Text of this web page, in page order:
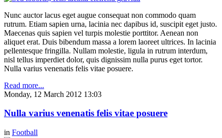
Nunc auctor lacus eget augue consequat non commodo quam
rutrum. Etiam sapien urna, lacinia nec dapibus id, suscipit eget justo.
Maecenas quis sapien vel turpis molestie porttitor. Aenean non
aliquet erat. Duis bibendum massa a lorem laoreet ultrices. In lacinia
pellentesque fringilla. Nullam molestie, ligula in rutrum interdum,
nisl tellus imperdiet dolor, quis dignissim nulla purus eget tortor.
Nulla varius venenatis felis vitae posuere.
Read more...
Monday, 12 March 2012 13:03
Nulla varius venenatis felis vitae posuere
in Football